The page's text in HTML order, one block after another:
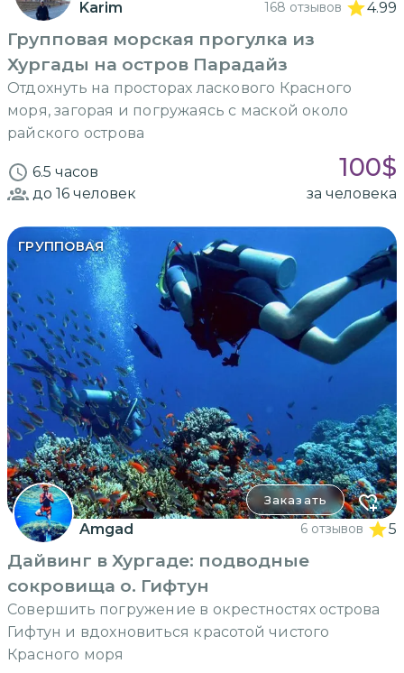
Karim 168 отзывов 4.99
Групповая морская прогулка из
Хургады на остров Парадайз
Отдохнуть на просторах ласкового Красного
моря, загорая и погружаясь с маской около
райского острова
6.5 часов 100$
до 16 человек за человека
ГРУППОВАЯ
Заказать
Amgad 6 отзывов 5
Дайвинг в Хургаде: подводные
сокровища о. Гифтун
Совершить погружение в окрестностях острова
Гифтун и вдохновиться красотой чистого
Красного моря